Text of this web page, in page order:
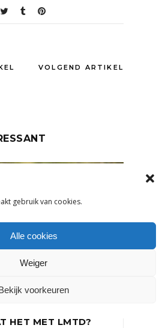
gebruik van cookies.
Alle cookies
Weiger
voorkeuren
VOLGEND ARTIKEL
HET MET LMTD?